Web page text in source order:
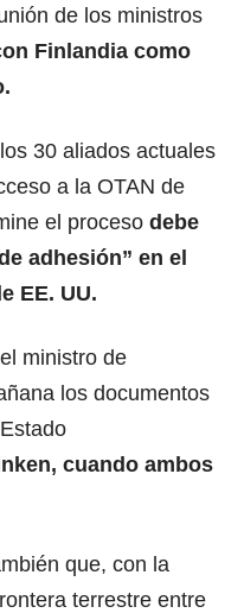
de los ministros
Finlandia como
30 aliados actuales
a la OTAN de
el proceso debe
adhesión” en el
EE. UU.
ministro de
los documentos
, cuando ambos
que, con la
terrestre entre